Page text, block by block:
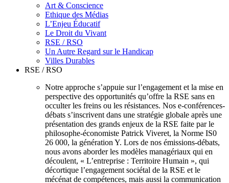
Art & Conscience
Ethique des Médias
L’Enjeu Éducatif
Le Droit du Vivant
RSE / RSO
Un Autre Regard sur le Handicap
Villes Durables
RSE / RSO
Notre approche s’appuie sur l’engagement et la mise en
perspective des opportunités qu’offre la RSE sans en
occulter les freins ou les résistances. Nos e-conférences-
débats s’inscrivent dans une stratégie globale après une
présentation des grands enjeux de la RSE faite par le
philosophe-économiste Patrick Viveret, la Norme IS0
26 000, la génération Y. Lors de nos émissions-débats,
nous avons aborder les modèles managériaux qui en
découlent, « L’entreprise : Territoire Humain », qui
décortique l’engagement sociétal de la RSE et le
mécénat de compétences, mais aussi la communication